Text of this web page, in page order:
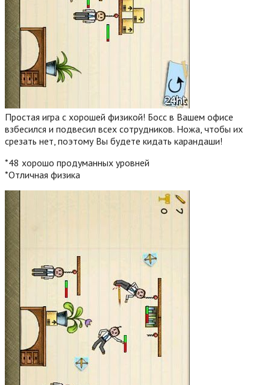
Простая игра с хорошей физикой! Босс в Вашем офисе
взбесился и подвесил всех сотрудников. Ножа, чтобы их
срезать нет, поэтому Вы будете кидать карандаши!
*48 хорошо продуманных уровней
*Отличная физика